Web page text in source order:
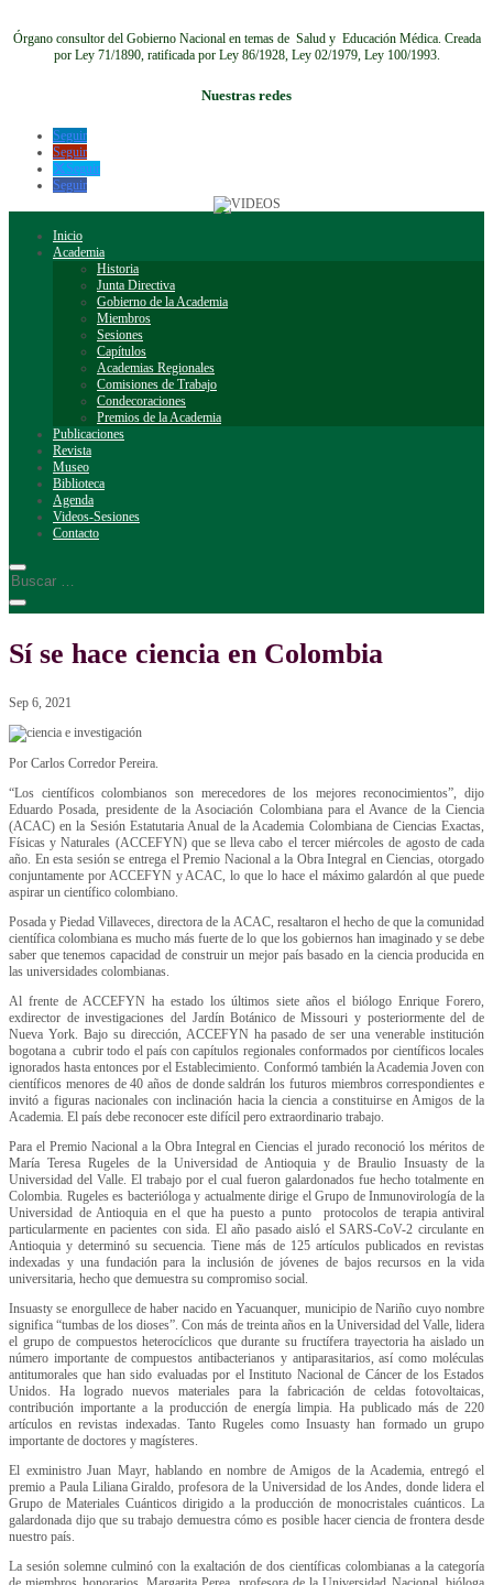
Órgano consultor del Gobierno Nacional en temas de Salud y Educación Médica. Creada
por Ley 71/1890, ratificada por Ley 86/1928, Ley 02/1979, Ley 100/1993.
Nuestras redes
Seguir
Seguir
Seguir
Seguir
Inicio
Academia
Historia
Junta Directiva
Gobierno de la Academia
Miembros
Sesiones
Capítulos
Academias Regionales
Comisiones de Trabajo
Condecoraciones
Premios de la Academia
Publicaciones
Revista
Museo
Biblioteca
Agenda
Videos-Sesiones
Contacto
Sí se hace ciencia en Colombia
Sep 6, 2021
Por Carlos Corredor Pereira.
“Los científicos colombianos son merecedores de los mejores reconocimientos”, dijo
Eduardo Posada, presidente de la Asociación Colombiana para el Avance de la Ciencia
(ACAC) en la Sesión Estatutaria Anual de la Academia Colombiana de Ciencias Exactas,
Físicas y Naturales (ACCEFYN) que se lleva cabo el tercer miércoles de agosto de cada
año. En esta sesión se entrega el Premio Nacional a la Obra Integral en Ciencias, otorgado
conjuntamente por ACCEFYN y ACAC, lo que lo hace el máximo galardón al que puede
aspirar un científico colombiano.
Posada y Piedad Villaveces, directora de la ACAC, resaltaron el hecho de que la comunidad
científica colombiana es mucho más fuerte de lo que los gobiernos han imaginado y se debe
saber que tenemos capacidad de construir un mejor país basado en la ciencia producida en
las universidades colombianas.
Al frente de ACCEFYN ha estado los últimos siete años el biólogo Enrique Forero,
exdirector de investigaciones del Jardín Botánico de Missouri y posteriormente del de
Nueva York. Bajo su dirección, ACCEFYN ha pasado de ser una venerable institución
bogotana a cubrir todo el país con capítulos regionales conformados por científicos locales
ignorados hasta entonces por el Establecimiento. Conformó también la Academia Joven con
científicos menores de 40 años de donde saldrán los futuros miembros correspondientes e
invitó a figuras nacionales con inclinación hacia la ciencia a constituirse en Amigos de la
Academia. El país debe reconocer este difícil pero extraordinario trabajo.
Para el Premio Nacional a la Obra Integral en Ciencias el jurado reconoció los méritos de
María Teresa Rugeles de la Universidad de Antioquia y de Braulio Insuasty de la
Universidad del Valle. El trabajo por el cual fueron galardonados fue hecho totalmente en
Colombia. Rugeles es bacterióloga y actualmente dirige el Grupo de Inmunovirología de la
Universidad de Antioquia en el que ha puesto a punto protocolos de terapia antiviral
particularmente en pacientes con sida. El año pasado aisló el SARS-CoV-2 circulante en
Antioquia y determinó su secuencia. Tiene más de 125 artículos publicados en revistas
indexadas y una fundación para la inclusión de jóvenes de bajos recursos en la vida
universitaria, hecho que demuestra su compromiso social.
Insuasty se enorgullece de haber nacido en Yacuanquer, municipio de Nariño cuyo nombre
significa “tumbas de los dioses”. Con más de treinta años en la Universidad del Valle, lidera
el grupo de compuestos heterocíclicos que durante su fructífera trayectoria ha aislado un
número importante de compuestos antibacterianos y antiparasitarios, así como moléculas
antitumorales que han sido evaluadas por el Instituto Nacional de Cáncer de los Estados
Unidos. Ha logrado nuevos materiales para la fabricación de celdas fotovoltaicas,
contribución importante a la producción de energía limpia. Ha publicado más de 220
artículos en revistas indexadas. Tanto Rugeles como Insuasty han formado un grupo
importante de doctores y magísteres.
El exministro Juan Mayr, hablando en nombre de Amigos de la Academia, entregó el
premio a Paula Liliana Giraldo, profesora de la Universidad de los Andes, donde lidera el
Grupo de Materiales Cuánticos dirigido a la producción de monocristales cuánticos. La
galardonada dijo que su trabajo demuestra cómo es posible hacer ciencia de frontera desde
nuestro país.
La sesión solemne culminó con la exaltación de dos científicas colombianas a la categoría